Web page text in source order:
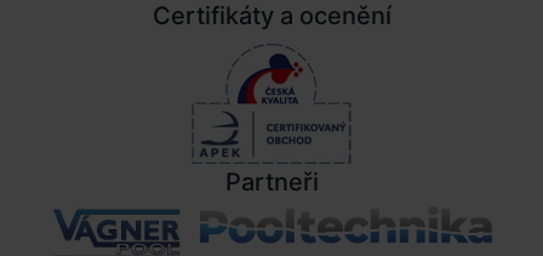
Certifikáty a ocenění
Partneři